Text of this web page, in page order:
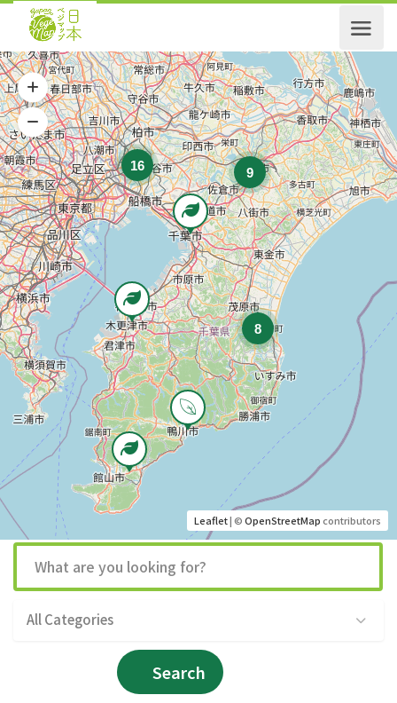
8
16 9
Leaflet| ©OpenStreetMapcontributors
All Categories
Search